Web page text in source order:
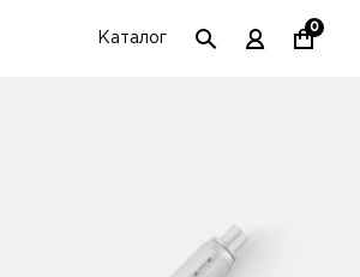
Каталог
0